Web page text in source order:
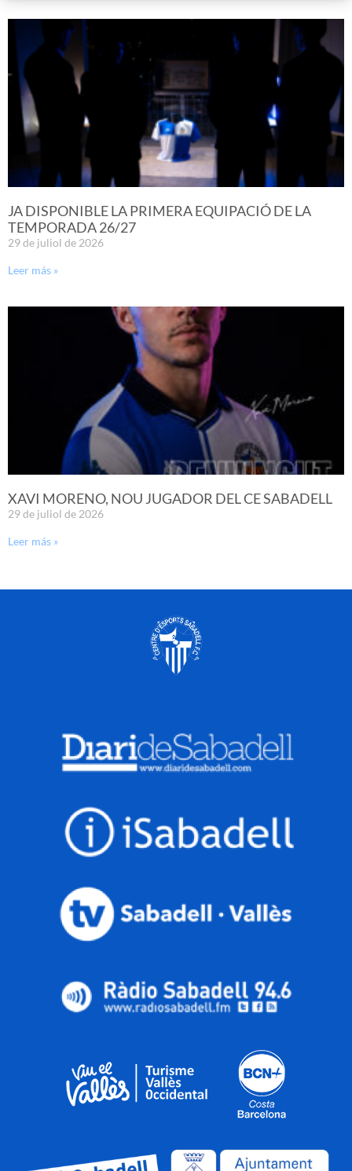
JA DISPONIBLE LA PRIMERA EQUIPACIÓ DE LA
TEMPORADA 26/27
29 de juliol de 2026
Leer más »
XAVI MORENO, NOU JUGADOR DEL CE SABADELL
29 de juliol de 2026
Leer más »